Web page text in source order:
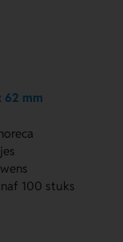
62 mm
100 stuks